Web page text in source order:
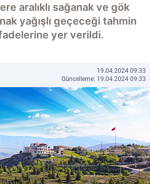
aralıklı sağanak ve gök
yağışlı geçeceği tahmin
yer verildi.
19.04.2024 09:33
Güncelleme: 19.04.2024 09:33